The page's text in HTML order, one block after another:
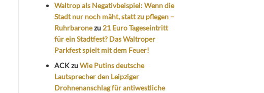
Waltrop als Negativbeispiel: Wenn die
Stadt nur noch mäht, statt zu pflegen –
Ruhrbaronezu 21 Euro Tageseintritt
für ein Stadtfest? Das Waltroper
Parkfest spielt mit dem Feuer!
ACKzuWie Putins deutsche
Lautsprecher den Leipziger
Drohnenanschlag für antiwestliche